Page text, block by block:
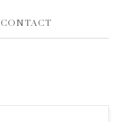
CONTACT